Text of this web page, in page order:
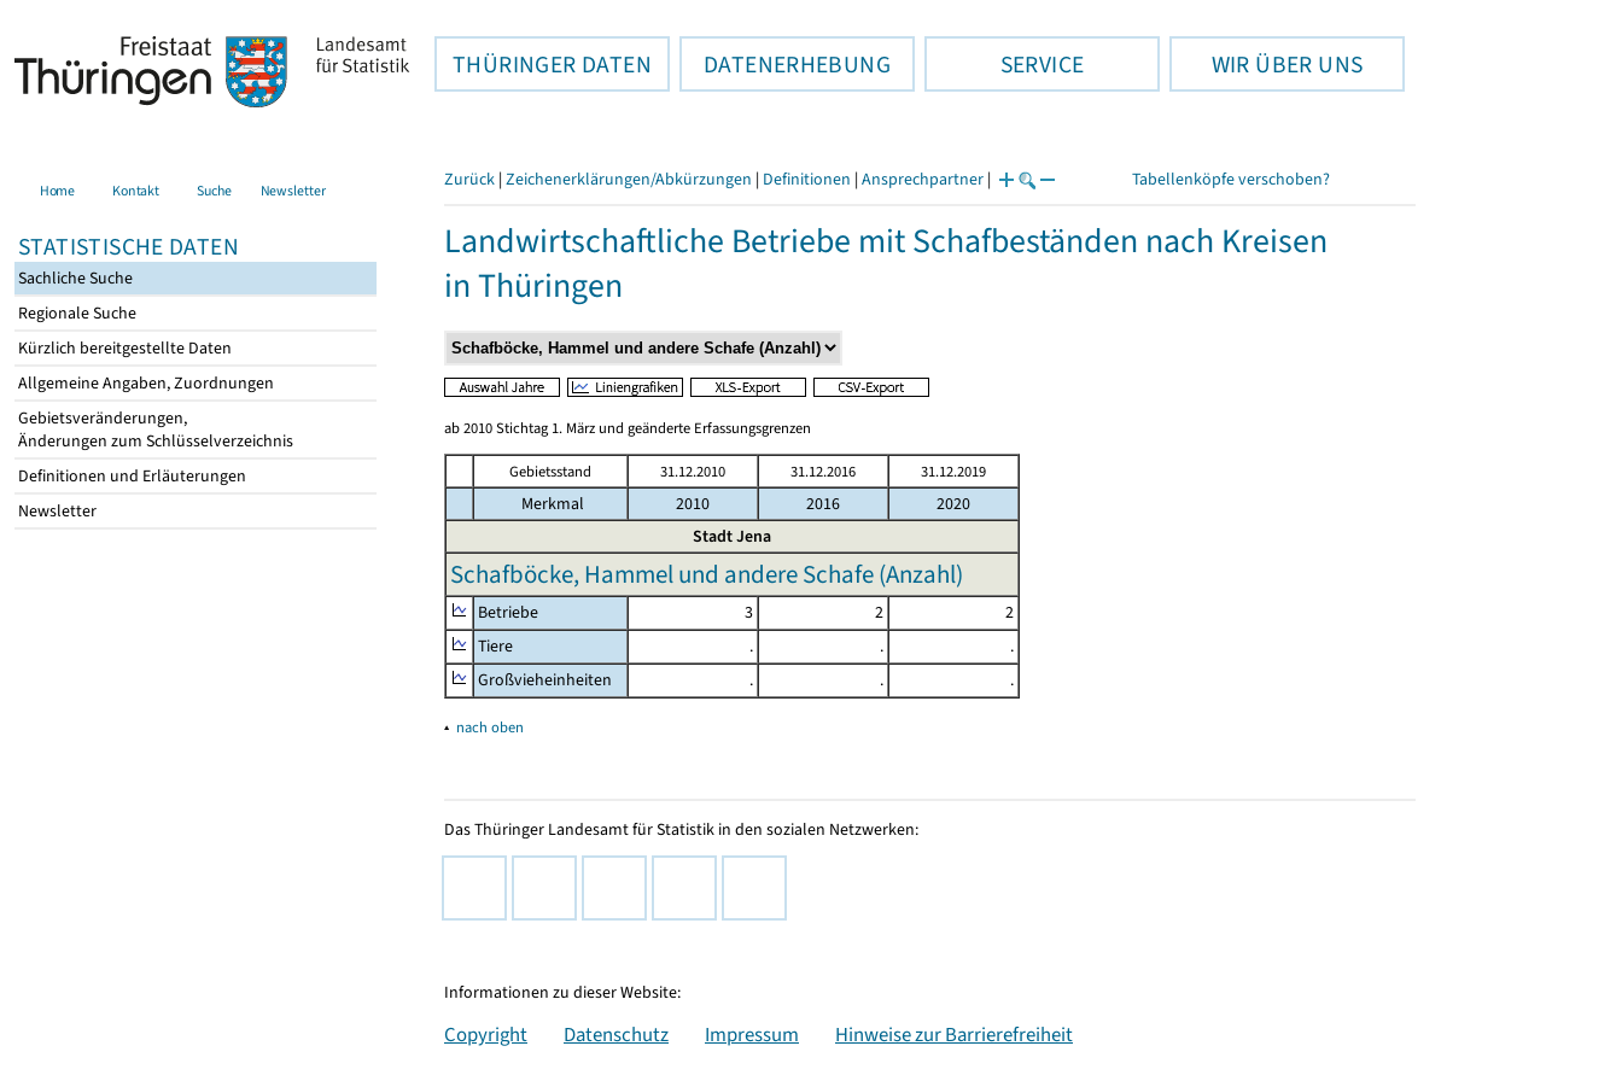
THÜRINGER DATEN DATENERHEBUNG SERVICE WIR ÜBER UNS
Home Kontakt Suche Newsletter
STATISTISCHE DATEN
Sachliche Suche
Regionale Suche
Kürzlich bereitgestellte Daten
Allgemeine Angaben, Zuordnungen
Gebietsveränderungen,
Änderungen zum Schlüsselverzeichnis
Definitionen und Erläuterungen
Newsletter
Zurück | Zeichenerklärungen/Abkürzungen | Definitionen | Ansprechpartner | Tabellenköpfe verschoben?
Landwirtschaftliche Betriebe mit Schafbeständen nach Kreisen
in Thüringen
ab 2010 Stichtag 1. März und geänderte Erfassungsgrenzen
Gebietsstand 31.12.2010 31.12.2016 31.12.2019
Merkmal 2010 2016
2020
Stadt Jena
Schafböcke, Hammel und andere Schafe (Anzahl)
Betriebe 3 2
2
Tiere
. .
.
Großvieheinheiten
. . .
▴ nach oben
Das Thüringer Landesamt für Statistik in den sozialen Netzwerken:
Informationen zu dieser Website:
Copyright Datenschutz Impressum Hinweise zur Barrierefreiheit